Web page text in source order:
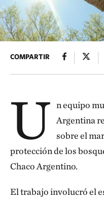
COMPARTIR
U n equipo
Argentina
sobre el
protección de los
Chaco Argentino.
El trabajo involucró el